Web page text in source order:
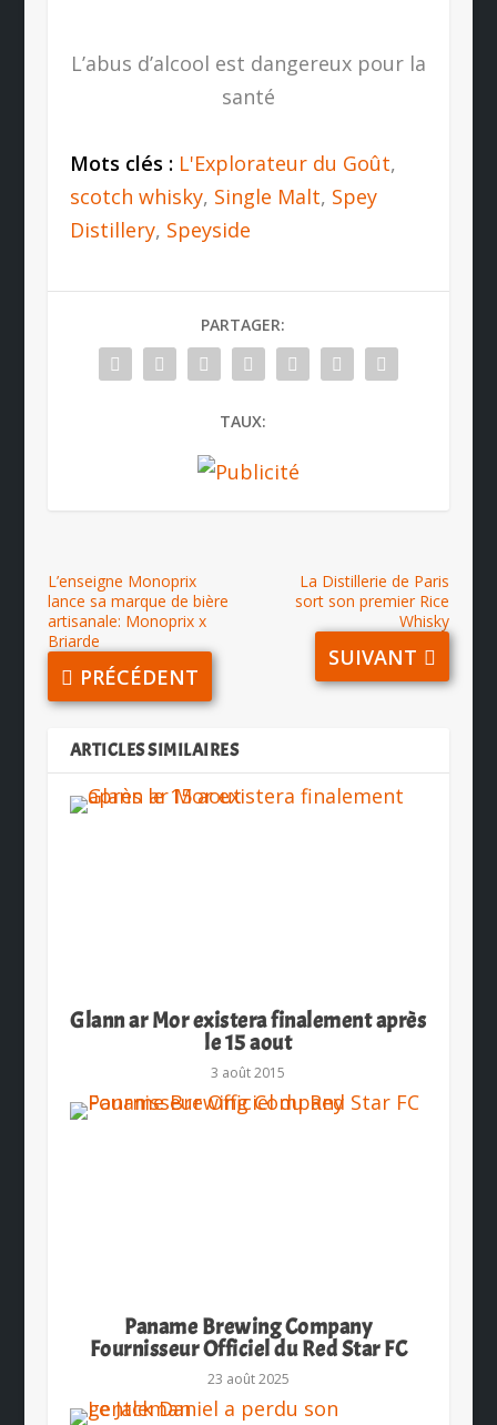
L’abus d’alcool est dangereux pour la
santé
Mots clés : L'Explorateur du Goût,
scotch whisky, Single Malt, Spey
Distillery, Speyside
PARTAGER:
TAUX:
L’enseigne Monoprix
lance sa marque de bière
artisanale: Monoprix x
Briarde
PRÉCÉDENT
La Distillerie de Paris
sort son premier Rice
Whisky
SUIVANT
ARTICLES SIMILAIRES
Glann ar Mor existera finalement après
le 15 aout
3 août 2015
Paname Brewing Company
Fournisseur Officiel du Red Star FC
23 août 2025